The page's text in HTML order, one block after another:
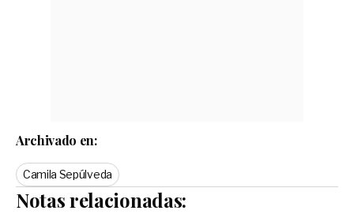
Archivado en:
Camila Sepúlveda
Notas relacionadas: